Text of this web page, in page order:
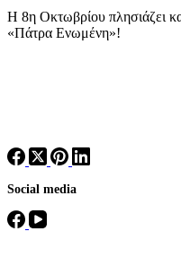
Η 8η Οκτωβρίου πλησιάζει
«Πάτρα Ενωμένη»!
Social media